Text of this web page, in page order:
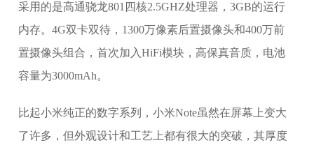
采用的是高通骁龙801四核2.5GHZ处理器，3GB的运行
内存。4G双卡双待，1300万像素后置摄像头和400万前
置摄像头组合，首次加入HiFi模块，高保真音质，电池
容量为3000mAh。
比起小米纯正的数字系列，小米Note虽然在屏幕上变大
了许多，但外观设计和工艺上都有很大的突破，其厚度